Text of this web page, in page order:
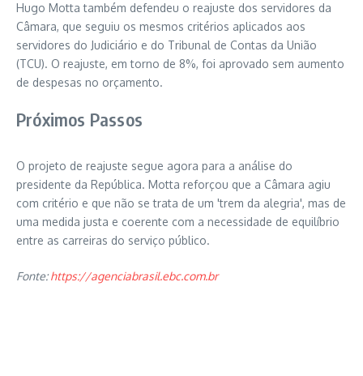
Hugo Motta também defendeu o reajuste dos servidores da
Câmara, que seguiu os mesmos critérios aplicados aos
servidores do Judiciário e do Tribunal de Contas da União
(TCU). O reajuste, em torno de 8%, foi aprovado sem aumento
de despesas no orçamento.
Próximos Passos
O projeto de reajuste segue agora para a análise do
presidente da República. Motta reforçou que a Câmara agiu
com critério e que não se trata de um 'trem da alegria', mas de
uma medida justa e coerente com a necessidade de equilíbrio
entre as carreiras do serviço público.
Fonte:https://agenciabrasil.ebc.com.br